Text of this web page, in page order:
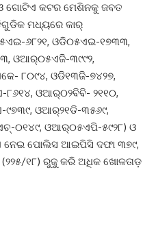
ଓ ଗୋଟିଏ କଟର ମେଶିନକୁ ଜବତ
ମଧ୍ୟରେ କାର୍‌
୬୮୨୧, ଓଡି୦୫ଏଇ-୧୭୩୩,
ଓଆର୍‌୦୫ଏଜି-୩୯୯୨,
୮୦୯୪, ଓଡି୧୩ଜି-୭୪୨୭,
ଓଆର୍‌୦୨ବିବି- ୨୧୧୦,
ଓଆର୍‌୨୧ଡି-୩୫୬୯,
୦୧୪୯, ଓଆର୍‌୦୫ଏପି-୫୯୨୮) ଓ
ନେଇ ପୋଲିସ ଆଇପିସି ଦଫା ୩୭୯,
(୨୨୫/୧୮) ରୁଜୁ କରି ଅଧିକ ଖୋଳତାଡ଼